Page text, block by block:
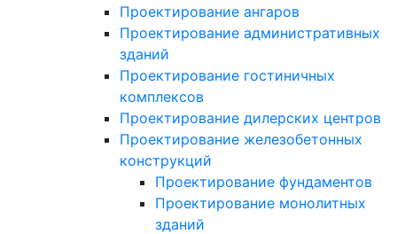
Проектирование ангаров
Проектирование административных
зданий
Проектирование гостиничных
комплексов
Проектирование дилерских центров
Проектирование железобетонных
конструкций
Проектирование фундаментов
Проектирование монолитных
зданий